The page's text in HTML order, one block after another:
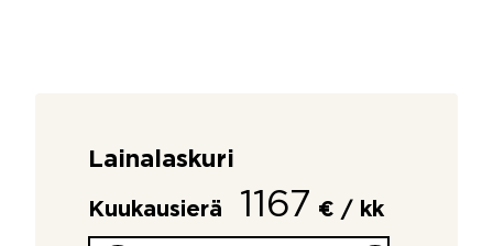
Lainalaskuri
Kuukausierä 1167 € / kk